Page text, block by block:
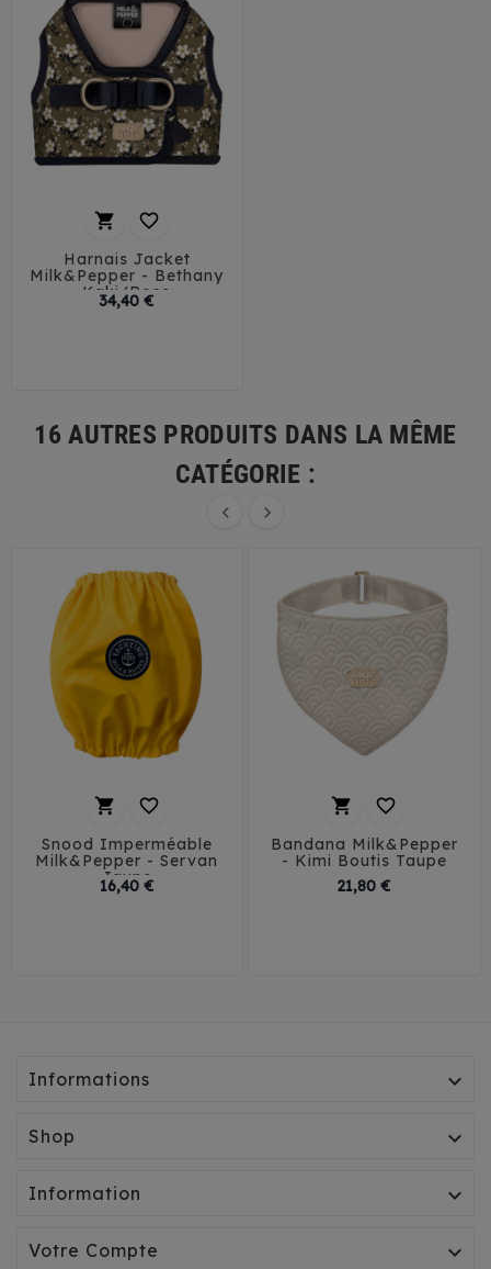
 
Harnais Jacket
Milk&Pepper - Bethany
Kaki/Rose
34,40 €
16 AUTRES PRODUITS DANS LA MÊME
CATÉGORIE :
 
 
Snood Imperméable
Milk&Pepper - Servan
Jaune
16,40 €Prix
 
Bandana Milk&Pepper
- Kimi Boutis Taupe
21,80 €
Informations 
Shop 
Information 
Votre Compte 